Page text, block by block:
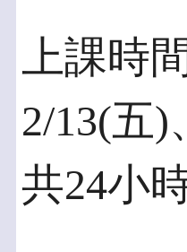
上課時
2/13(五)
共24小時